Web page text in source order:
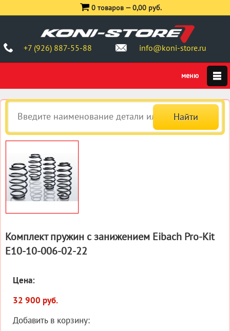
+7 (926) 887-55-88 info@koni-store.ru
0 товаров —0,00 руб.
Комплект пружин с занижением Eibach Pro-Kit
E10-10-006-02-22
Цена:
32 900 руб.
Добавить в корзину: